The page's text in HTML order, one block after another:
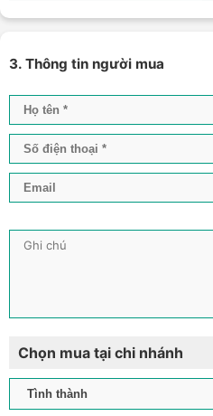
3. Thông tin người mua
Chọn mua tại chi nhánh